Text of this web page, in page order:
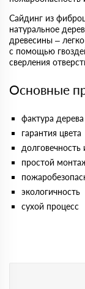
Сайдинг из
натуральное
древесины –
с помощью
сверления
Основные
фактура
гарантия цвета
долговечность
простой
экологичность
сухой процесс